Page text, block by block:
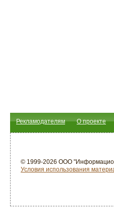
Рекламодателям О проекте
© 1999-2026 ООО
Условия использования